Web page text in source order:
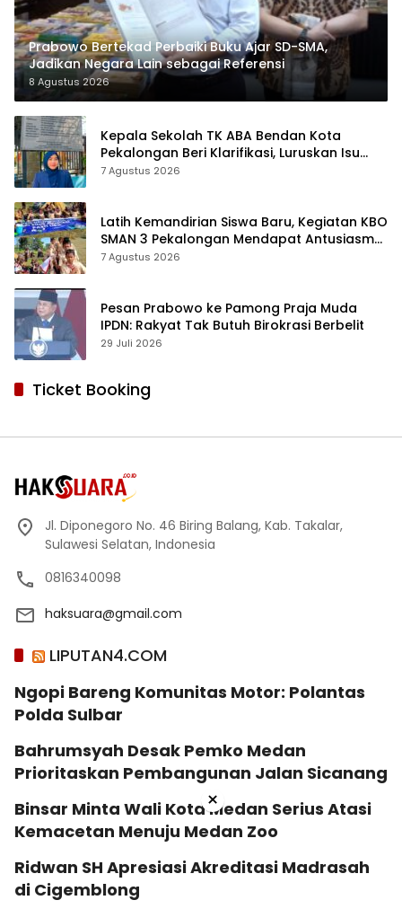
Prabowo Bertekad Perbaiki Buku Ajar SD-SMA,
Jadikan Negara Lain sebagai Referensi
8 Agustus 2026
Kepala Sekolah TK ABA Bendan Kota
Pekalongan Beri Klarifikasi, Luruskan Isu
Proyek Revitalisasi
7 Agustus 2026
Latih Kemandirian Siswa Baru, Kegiatan KBO
SMAN 3 Pekalongan Mendapat Antusiasme
dan Respon Positif Orang Tua Murid
7 Agustus 2026
Pesan Prabowo ke Pamong Praja Muda
IPDN: Rakyat Tak Butuh Birokrasi Berbelit
29 Juli 2026
Ticket Booking
Jl. Diponegoro No. 46 Biring Balang, Kab. Takalar,
Sulawesi Selatan, Indonesia
0816340098
haksuara@gmail.com
LIPUTAN4.COM
Ngopi Bareng Komunitas Motor: Polantas
Polda Sulbar
Bahrumsyah Desak Pemko Medan
Prioritaskan Pembangunan Jalan Sicanang
Binsar Minta Wali Kota Medan Serius Atasi
Kemacetan Menuju Medan Zoo
Ridwan SH Apresiasi Akreditasi Madrasah
di Cigemblong
×